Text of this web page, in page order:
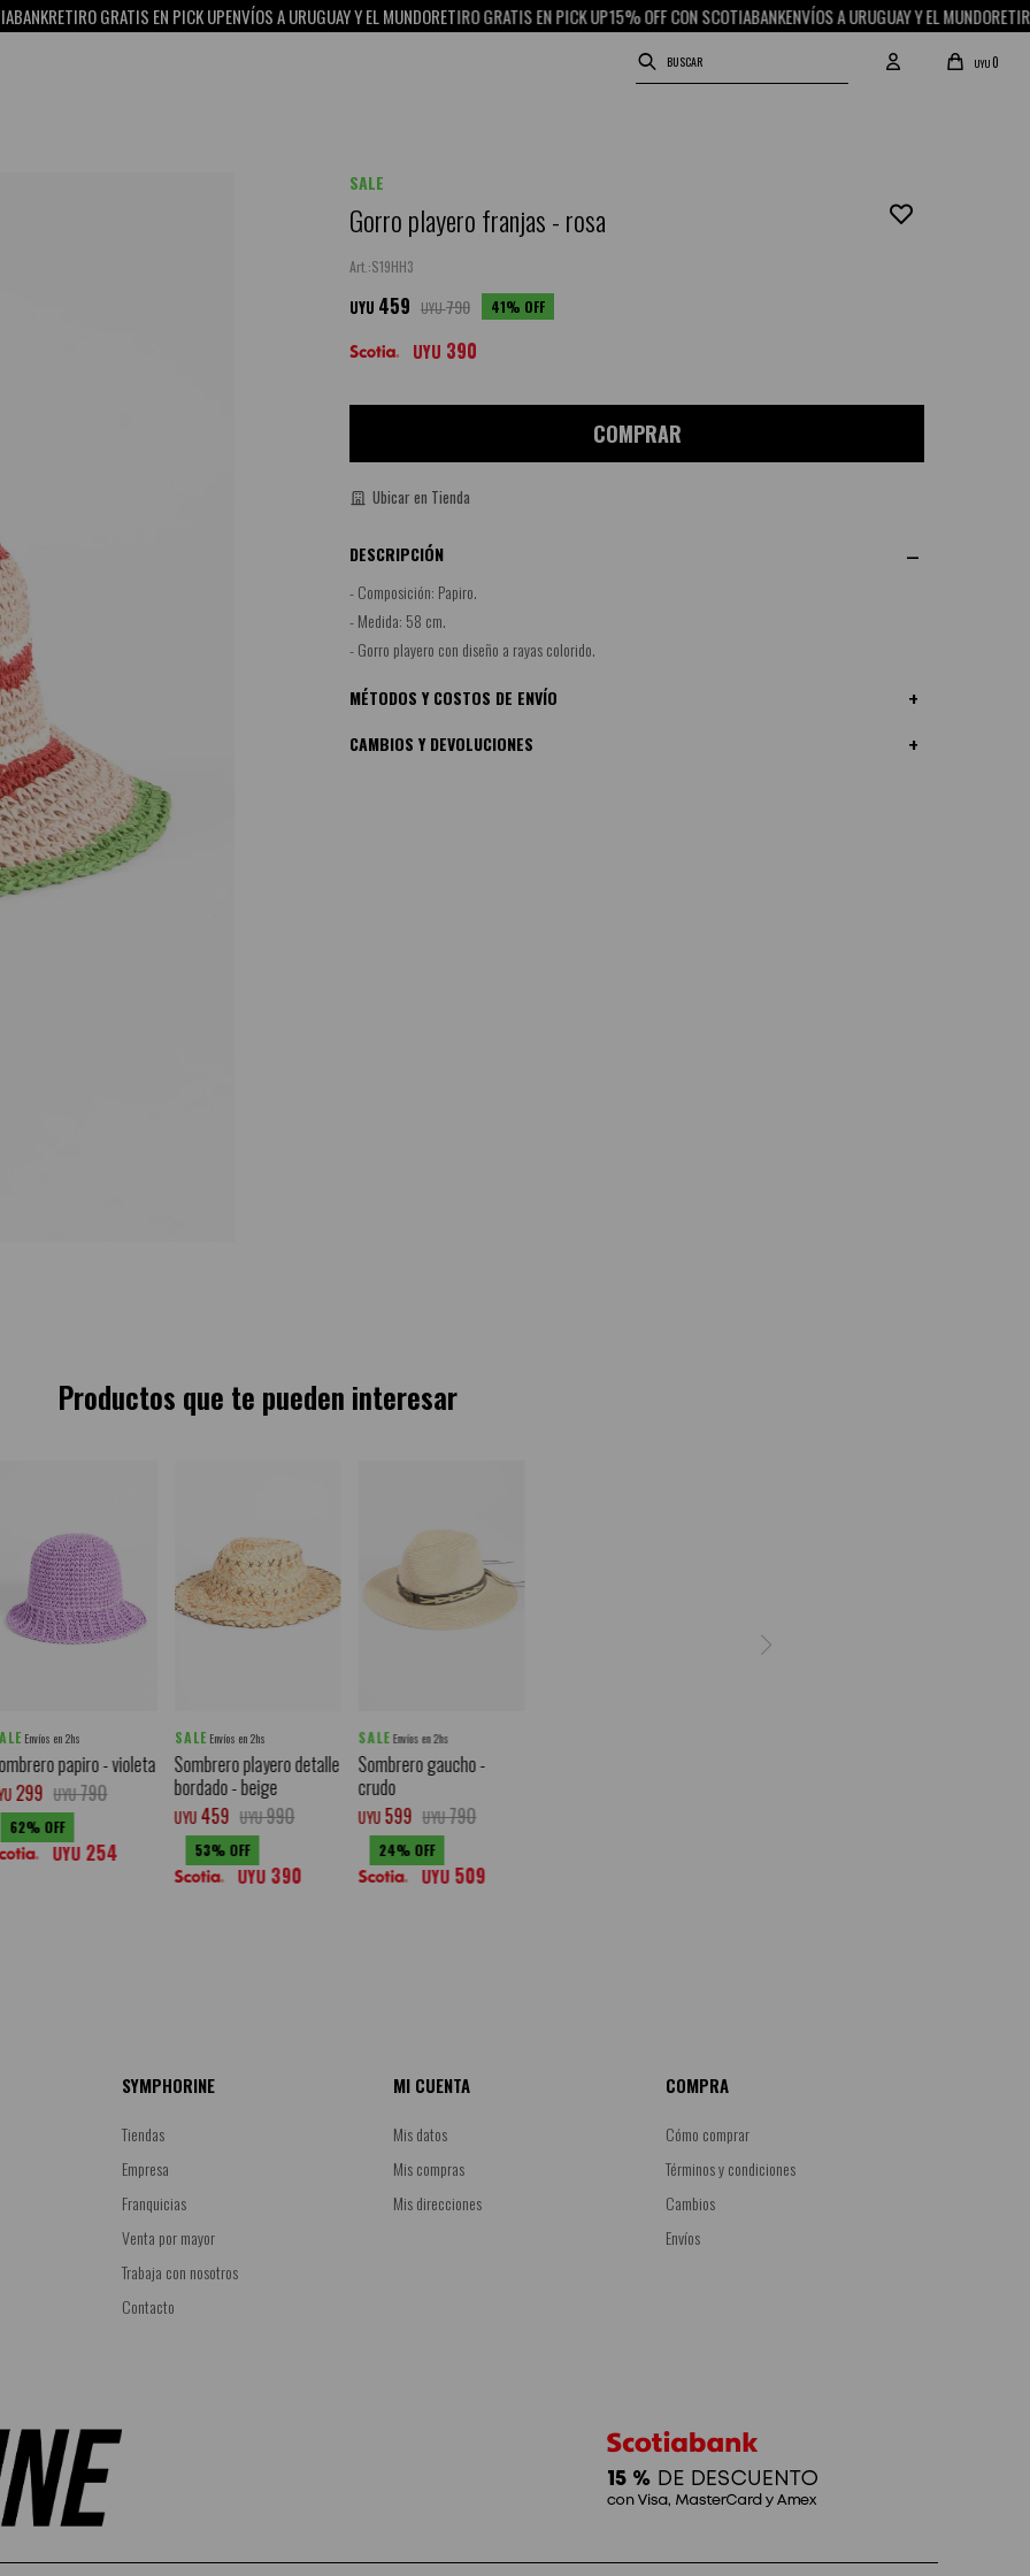
RETIRO GRATIS EN PICK UPENVÍOS A URUGUAY Y EL MUNDORETIRO GRATIS EN PICK UP15% OFF CON SCOTIABANKENVÍOS A URUGUAY Y EL MUNDORETIRO
UYU0
SALE
Gorro playero franjas - rosa
S19HH3
UYU 459 UYU790 41
UYU 390
COMPRAR
Ubicar en Tienda
DESCRIPCIÓN
- Composición: Papiro.
- Medida: 58 cm.
- Gorro playero con diseño a rayas colorido.
MÉTODOS Y COSTOS DE ENVÍO
CAMBIOS Y DEVOLUCIONES
Productos que te pueden interesar
Envíos en 2hs
papiro - violeta
299 UYU790
62
UYU 254
SALE Envíos en 2hs
Sombrero playero detalle
bordado - beige
UYU 459 UYU990
53
UYU 390
SALE Envíos en 2hs
Sombrero gaucho -
crudo
UYU 599 UYU790
24
UYU 509
SYMPHORINE
Tiendas
Empresa
Franquicias
Venta por mayor
Trabaja con nosotros
Contacto
MI CUENTA
Mis datos
Mis compras
Mis direcciones
COMPRA
Cómo comprar
Términos y condiciones
Cambios
Envíos